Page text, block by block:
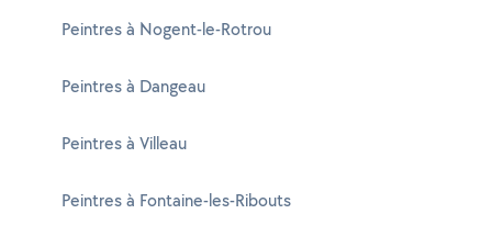
Peintres à Nogent-le-Rotrou
Peintres à Dangeau
Peintres à Villeau
Peintres à Fontaine-les-Ribouts